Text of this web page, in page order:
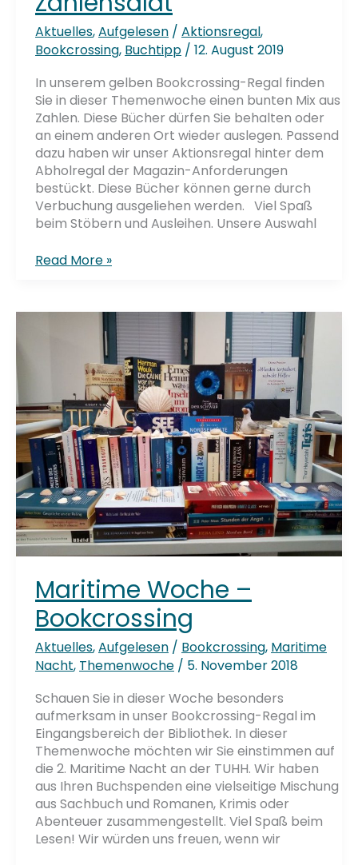
Aktuelles,Aufgelesen / Aktionsregal,
Bookcrossing, Buchtipp / 12. August 2019
In unserem gelben Bookcrossing-Regal finden
Sie in dieser Themenwoche einen bunten Mix aus
Zahlen. Diese Bücher dürfen Sie behalten oder
an einem anderen Ort wieder auslegen. Passend
dazu haben wir unser Aktionsregal hinter dem
Abholregal der Magazin-Anforderungen
bestückt. Diese Bücher können gerne durch
Verbuchung ausgeliehen werden. Viel Spaß
beim Stöbern und Ausleihen. Unsere Auswahl
Zahlensalat
Read More »
Maritime Woche –
Bookcrossing
Aktuelles,Aufgelesen / Bookcrossing, Maritime
Nacht, Themenwoche / 5. November 2018
Schauen Sie in dieser Woche besonders
aufmerksam in unser Bookcrossing-Regal im
Eingangsbereich der Bibliothek. In dieser
Themenwoche möchten wir Sie einstimmen auf
die 2. Maritime Nacht an der TUHH. Wir haben
aus Ihren Buchspenden eine vielseitige Mischung
aus Sachbuch und Romanen, Krimis oder
Abenteuer zusammengestellt. Viel Spaß beim
Lesen! Wir würden uns freuen, wenn wir